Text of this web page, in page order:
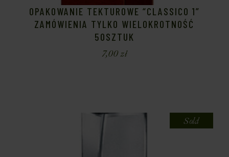
OPAKOWANIE TEKTUROWE “CLASSICO 1”
ZAMÓWIENIA TYLKO WIELOKROTNOŚĆ
50SZTUK
7,00zł
Sold